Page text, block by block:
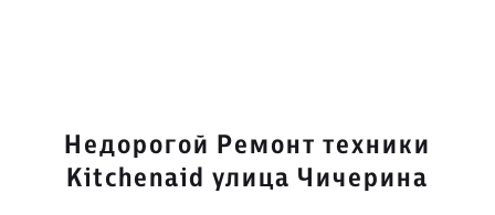
Недорогой Ремонт техники
Kitchenaid улица Чичерина